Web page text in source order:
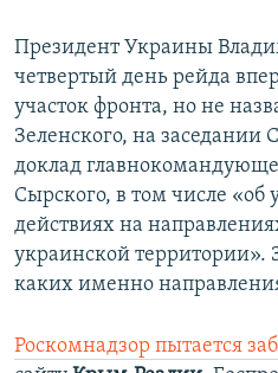
Президент Украины
четвертый день рейда
участок фронта, но не
Зеленского, на заседании
доклад
Сырского, в том числе
действиях на
украинской территории».
каких именно
Роскомнадзор пытается